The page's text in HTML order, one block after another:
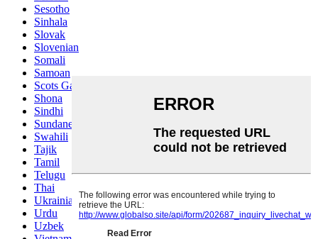
Sesotho
Sinhala
Slovak
Slovenian
Somali
Samoan
Scots Gaelic
Shona
Sindhi
Sundanese
Swahili
Tajik
Tamil
Telugu
Thai
Ukrainian
Urdu
Uzbek